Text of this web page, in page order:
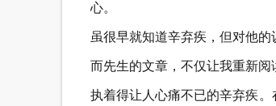
心。
虽很早就知道辛弃疾，但对他
而先生的文章，不仅让我重新阅
执着得让人心痛不已的辛弃疾